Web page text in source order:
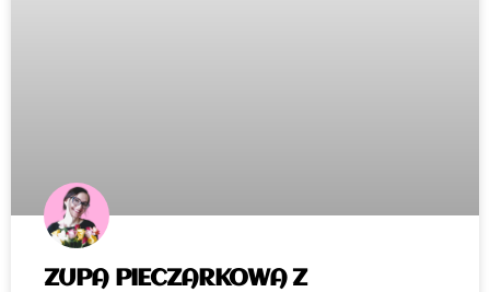
ZUPA PIECZARKOWA Z